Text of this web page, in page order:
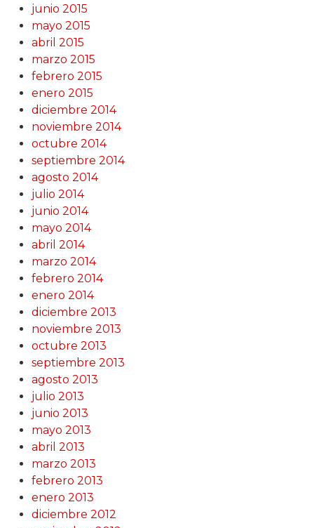
junio 2015
mayo 2015
abril 2015
marzo 2015
febrero 2015
enero 2015
diciembre 2014
noviembre 2014
octubre 2014
septiembre 2014
agosto 2014
julio 2014
junio 2014
mayo 2014
abril 2014
marzo 2014
febrero 2014
enero 2014
diciembre 2013
noviembre 2013
octubre 2013
septiembre 2013
agosto 2013
julio 2013
junio 2013
mayo 2013
abril 2013
marzo 2013
febrero 2013
enero 2013
diciembre 2012